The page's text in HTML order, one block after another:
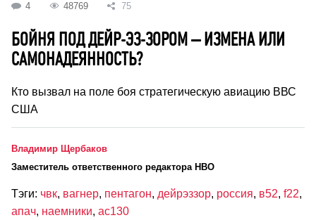
4 48769 75
БОЙНЯ ПОД ДЕЙР-ЭЗ-ЗОРОМ – ИЗМЕНА ИЛИ
САМОНАДЕЯННОСТЬ?
Кто вызвал на поле боя стратегическую авиацию ВВС
США
Владимир Щербаков
Заместитель ответственного редактора НВО
Тэги: чвк, вагнер, пентагон, дейрэззор, россия, в52, f22,
апач, наемники, ас130